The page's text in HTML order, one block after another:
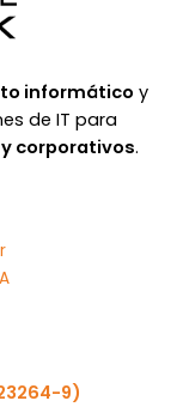
informático y
de IT para
corporativos.
9)